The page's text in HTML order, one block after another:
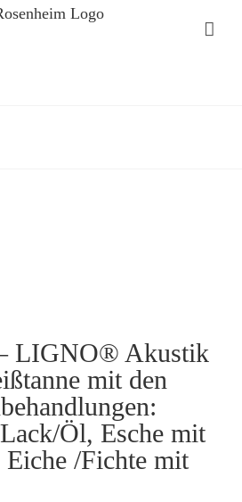
LIGNO® Akustik
mit den
Öl, Esche mit
/Fichte mit